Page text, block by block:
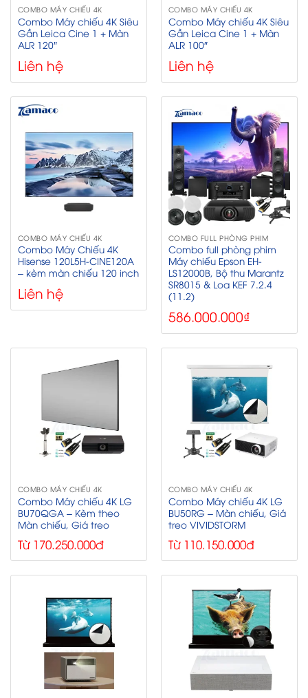
COMBO MÁY CHIẾU 4K
Combo Máy chiếu 4K Siêu
Gần Leica Cine 1 + Màn
ALR 120″
Liên hệ
COMBO MÁY CHIẾU 4K
Combo Máy chiếu 4K Siêu
Gần Leica Cine 1 + Màn
ALR 100″
Liên hệ
COMBO MÁY CHIẾU 4K
Combo Máy Chiếu 4K
Hisense 120L5H-CINE120A
– kèm màn chiếu 120 inch
Liên hệ
COMBO FULL PHÒNG PHIM
Combo full phòng phim
Máy chiếu Epson EH-
LS12000B, Bộ thu Marantz
SR8015 & Loa KEF 7.2.4
(11.2)
586.000.000₫
COMBO MÁY CHIẾU 4K
Combo Máy chiếu 4K LG
BU70QGA – Kèm theo
Màn chiếu, Giá treo
Từ 170.250.000đ
COMBO MÁY CHIẾU 4K
Combo Máy chiếu 4K LG
BU50RG – Màn chiếu, Giá
treo VIVIDSTORM
Từ 110.150.000đ